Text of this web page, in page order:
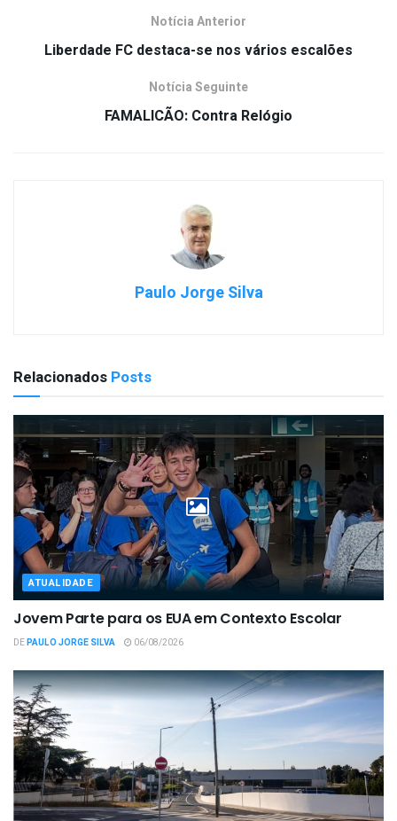
Notícia Anterior
Liberdade FC destaca-se nos vários escalões
Notícia Seguinte
FAMALICÃO: Contra Relógio
Paulo Jorge Silva
Relacionados Posts
ATUALIDADE
Jovem Parte para os EUA em Contexto Escolar
DEPAULO JORGE SILVA 06/08/2026